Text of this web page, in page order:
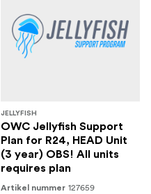
JELLYFISH
OWC Jellyfish Support
Plan for R24, HEAD Unit
(3 year) OBS! All units
requires plan
Artikel nummer 127659